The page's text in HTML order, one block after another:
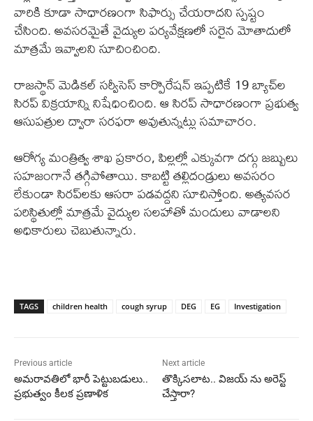
వారికి కూడా సాధారణంగా సిఫార్సు చేయరాదని స్పష్టం
చేసింది. అవసరమైతే వైద్యుల పర్యవేక్షణలో సరైన మోతాదులో
మాత్రమే ఇవ్వాలని సూచించింది.
రాజస్థాన్ మెడికల్ సర్వీసెస్ కార్పొరేషన్ ఇప్పటికే 19 బ్యాచ్‌ల
సిరప్ విక్రయాన్ని నిషేధించింది. ఆ సిరప్ సాధారణంగా ప్రభుత్వ
ఆసుపత్రుల ద్వారా సరఫరా అవుతున్నట్లు సమాచారం.
ఆరోగ్య మంత్రిత్వ శాఖ ప్రకారం, పిల్లల్లో ఎక్కువగా దగ్గు జబ్బులు
సహజంగానే తగ్గిపోతాయి. కాబట్టి తల్లిదండ్రులు అవసరం
లేకుండా సిరప్‌లకు ఆసరా పడవద్దని సూచిస్తోంది. అత్యవసర
పరిస్థితుల్లో మాత్రమే వైద్యుల సలహాతో మందులు వాడాలని
అధికారులు చెబుతున్నారు.
TAGS children health cough syrup DEG EG Investigation
Previous article
అమరావతిలో భారీ పెట్టుబడులు..
ప్రభుత్వం కీలక ప్రణాళిక
Next article
తొక్కిసలాట.. విజయ్ ను అరెస్ట్
చేస్తారా?